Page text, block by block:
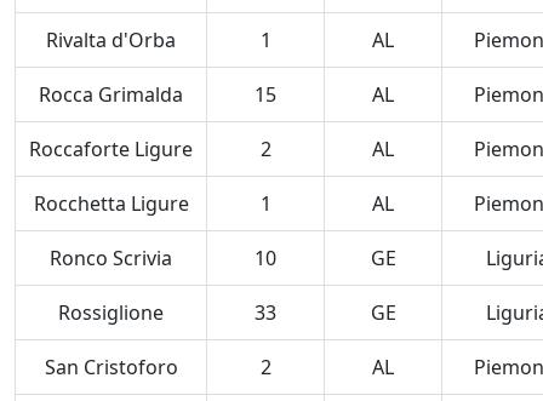
Rivalta d'Orba 1 AL
Rocca Grimalda 15 AL
Roccaforte Ligure 2 AL
Rocchetta Ligure 1 AL
Ronco Scrivia 10 GE
Rossiglione 33 GE
San Cristoforo 2 AL